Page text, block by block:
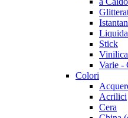
Liquida
Stick
Vinilica
Varie -
Colori
Acrilici
Cera